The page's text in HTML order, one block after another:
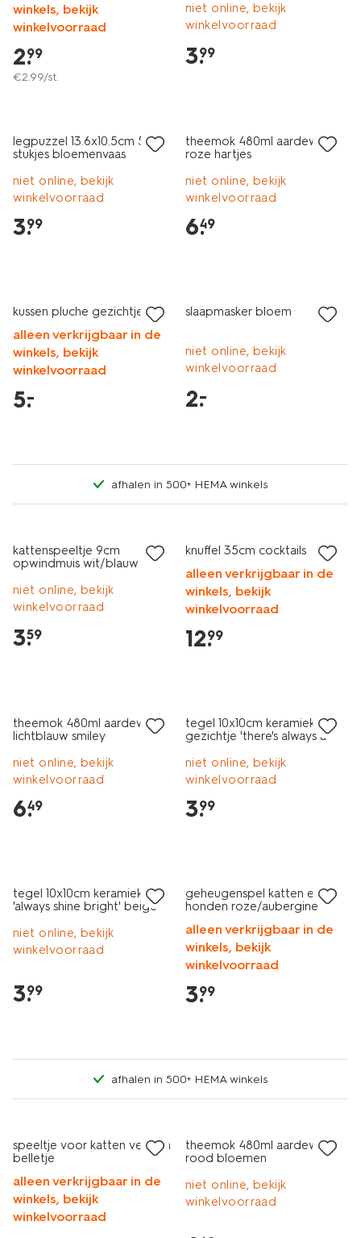
winkels, bekijk
winkelvoorraad
2.
99
€2.99/st.
niet online, bekijk
winkelvoorraad
3.
99
legpuzzel 13.6x10.5cm 500
stukjes bloemenvaas
niet online, bekijk
winkelvoorraad
3.
99
theemok 480ml aardewerk
roze hartjes
niet online, bekijk
winkelvoorraad
6.
49
kussen pluche gezichtje
alleen verkrijgbaar in de
winkels, bekijk
winkelvoorraad
5.
–
slaapmasker bloem
niet online, bekijk
winkelvoorraad
2.
–
afhalen in 500+ HEMA winkels
kattenspeeltje 9cm
opwindmuis wit/blauw
niet online, bekijk
winkelvoorraad
3.
59
knuffel 35cm cocktails
alleen verkrijgbaar in de
winkels, bekijk
winkelvoorraad
12.
99
theemok 480ml aardewerk
lichtblauw smiley
niet online, bekijk
winkelvoorraad
6.
49
tegel 10x10cm keramiek
gezichtje 'there's always a
niet online, bekijk
winkelvoorraad
3.
99
tegel 10x10cm keramiek ster
'always shine bright' beige
niet online, bekijk
winkelvoorraad
3.
99
geheugenspel katten en
honden roze/aubergine
alleen verkrijgbaar in de
winkels, bekijk
winkelvoorraad
3.
99
afhalen in 500+ HEMA winkels
speeltje voor katten veer en
belletje
alleen verkrijgbaar in de
winkels, bekijk
winkelvoorraad
theemok 480ml aardewerk
rood bloemen
niet online, bekijk
winkelvoorraad